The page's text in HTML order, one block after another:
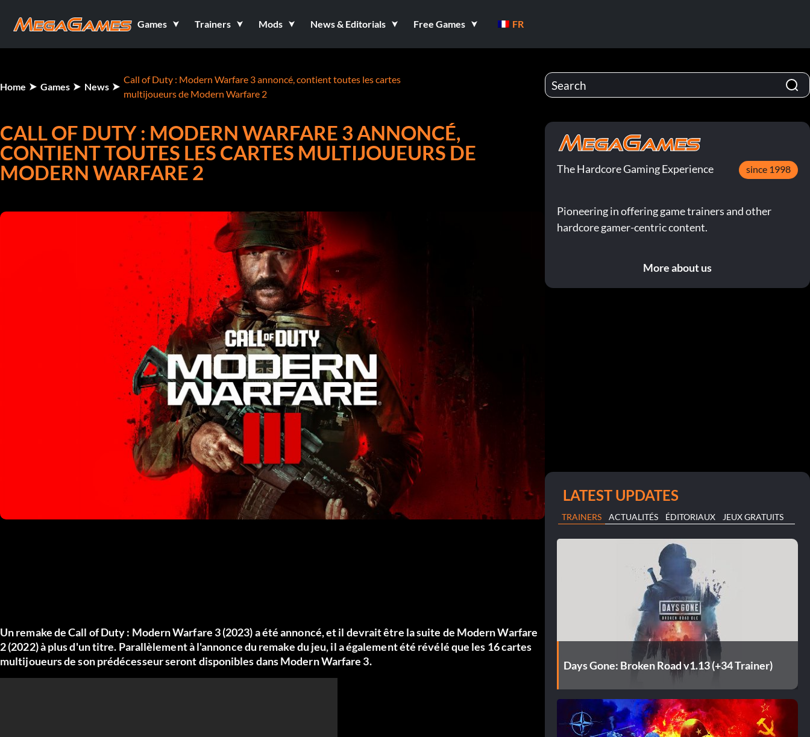
Games Trainers Mods News & Editorials Free Games FR
Home Games News
Call of Duty : Modern Warfare 3 annoncé, contient toutes les cartes
multijoueurs de Modern Warfare 2
CALL OF DUTY : MODERN WARFARE 3 ANNONCÉ,
CONTIENT TOUTES LES CARTES MULTIJOUEURS DE
MODERN WARFARE 2
Un remake de Call of Duty : Modern Warfare 3 (2023) a été annoncé, et il devrait être la suite de Modern Warfare
2 (2022) à plus d'un titre. Parallèlement à l'annonce du remake du jeu, il a également été révélé que les 16 cartes
multijoueurs de son prédécesseur seront disponibles dans Modern Warfare 3.
The Hardcore Gaming Experience since 1998
Pioneering in offering game trainers and other
hardcore gamer-centric content.
More about us
LATEST UPDATES
TRAINERS ACTUALITÉS ÉDITORIAUX JEUX GRATUITS
Days Gone: Broken Road v1.13 (+34 Trainer)